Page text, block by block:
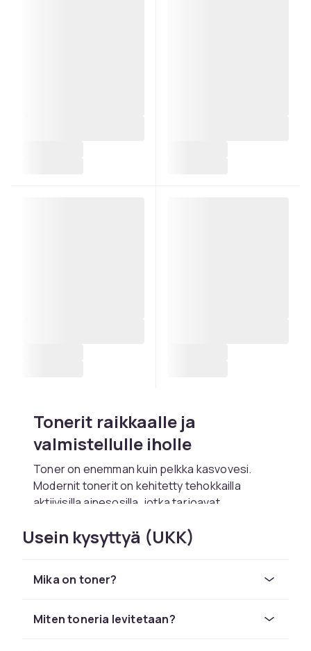
Tonerit raikkaalle ja
valmistellulle iholle
Toner on enemman kuin pelkka kasvovesi.
Modernit tonerit on kehitetty tehokkailla
aktiivisilla ainesosilla, jotka tarjoavat
lisaksi. Kosteuttavat tonerit hyaluronihapolla ja
glyserinilla antavat ylimaaraisen
tuotteita imeytymaan paremmin. Kuorivat
kuolleita ihosoluja ja edistavat solun
Usein kysyttyä (UKK)
Mika on toner?
Miten toneria levitetaan?